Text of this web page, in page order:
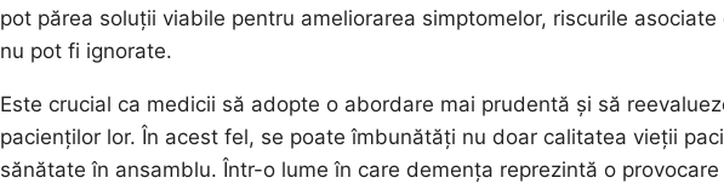
pot părea soluții viabile pentru ameliorarea simptomelor, riscurile
nu pot fi ignorate.
Este crucial ca medicii să adopte o abordare mai prudentă și să
pacienților lor. În acest fel, se poate îmbunătăți nu doar calitatea vieții
sănătate în ansamblu. Într-o lume în care demența reprezintă o